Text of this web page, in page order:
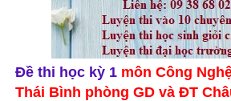
Đề thi học kỳ 1 môn Công
Thái Bình phòng GD và ĐT